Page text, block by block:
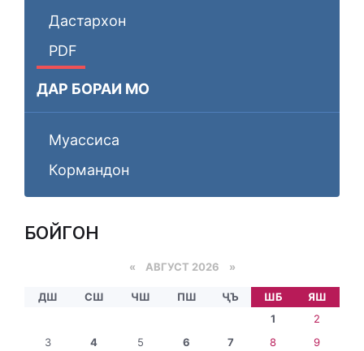
Дастархон
PDF
ДАР БОРАИ МО
Муассиса
Кормандон
БОЙГОНӢ
« АВГУСТ 2026 »
ДШ СШ ЧШ ПШ ҶЪ ШБ
ЯШ
1
2
3
4 5 6 7 8
9